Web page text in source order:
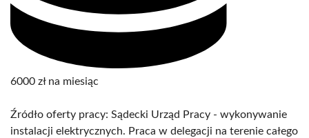
6000 zł na miesiąc
Źródło oferty pracy: Sądecki Urząd Pracy - wykonywanie
instalacji elektrycznych. Praca w delegacji na terenie całego